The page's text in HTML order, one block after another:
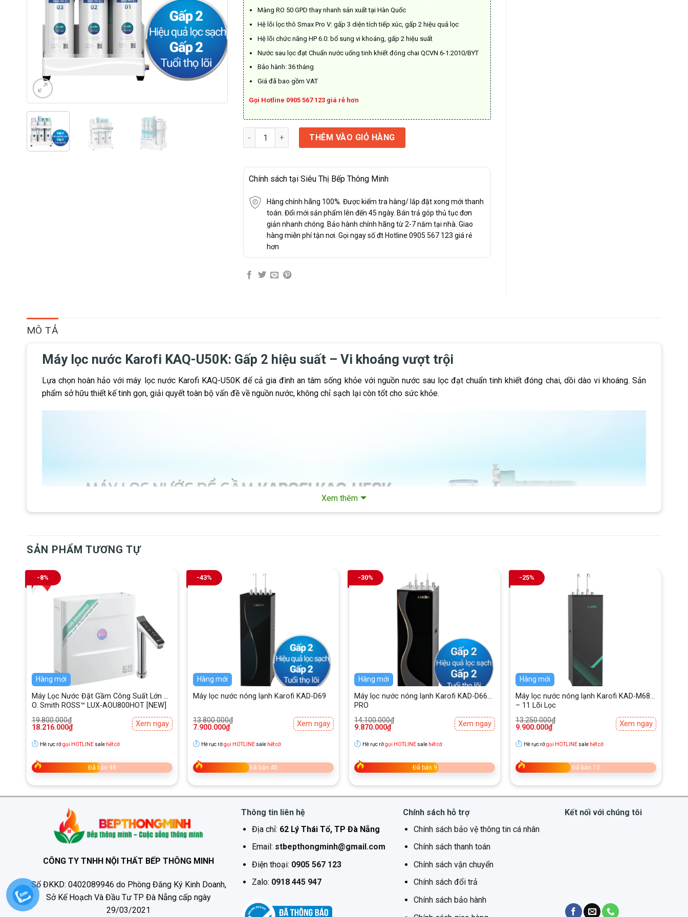
Màng RO 50 GPD thay nhanh sản xuất tại Hàn Quốc
Hệ lõi lọc thô Smax Pro V: gấp 3 diện tích tiếp xúc, gấp 2 hiệu quả lọc
Hệ lõi chức năng HP 6.0: bổ sung vi khoáng, gấp 2 hiệu suất
Nước sau lọc đạt Chuẩn nước uống tinh khiết đóng chai QCVN 6-1:2010/BYT
Bảo hành: 36 tháng
Giá đã bao gồm VAT
Gọi Hotline 0905 567 123 giá rẻ hơn
Karofi KAQ-U50K số lượngTHÊM VÀO GIỎ HÀNG
Chính sách tại Siêu Thị Bếp Thông Minh
Hàng chính hãng 100%. Được kiểm tra hàng/ lắp đặt xong mới thanh
toán. Đổi mới sản phẩm lên đến 45 ngày. Bán trả góp thủ tục đơn
giản nhanh chóng. Bảo hành chính hãng từ 2-7 năm tại nhà. Giao
hàng miễn phí tận nơi. Gọi ngay số đt Hotline 0905 567 123 giá rẻ
hơn
MÔ TẢ
Máy lọc nước Karofi KAQ-U50K: Gấp 2 hiệu suất – Vi khoáng vượt trội
Lựa chọn hoàn hảo với máy lọc nước Karofi KAQ-U50K để cả gia đình an tâm sống khỏe với nguồn nước sau lọc đạt chuẩn tinh khiết đóng chai, dồi dào vi khoáng. Sản
phẩm sở hữu thiết kế tinh gọn, giải quyết toàn bộ vấn đề về nguồn nước, không chỉ sạch lại còn tốt cho sức khỏe.
10 lõi lọc Smax thế hệ mới
Xem thêm
SẢN PHẨM TƯƠNG TỰ
-8%
Hàng mới
Máy Lọc Nước Đặt Gầm Công Suất Lớn A.
O. Smith ROSS™ LUX-AOU800HOT [NEW]
19.800.000₫
Giá
gốc
19.800.000₫.
18.216.000₫
Giá
hiện
là:
18.216.000₫.
Xem ngay
Hè rực rỡgọi HOTLINEsale hết cỡ
Đã bán 98
-43%
Hàng mới
Máy lọc nước nóng lạnh Karofi KAD-D69
13.800.000₫
Giá
gốc
13.800.000₫.
7.900.000₫
Giá
hiện
là:
7.900.000₫.
Xem ngay
Hè rực rỡgọi HOTLINEsale hết cỡ
Đã bán 40
-30%
Hàng mới
Máy lọc nước nóng lạnh Karofi KAD-D66S
PRO
14.100.000₫
Giá
gốc
14.100.000₫.
9.870.000₫
Giá
hiện
là:
9.870.000₫.
Xem ngay
Hè rực rỡgọi HOTLINEsale hết cỡ
Đã bán 9
-25%
Hàng mới
Máy lọc nước nóng lạnh Karofi KAD-M68
– 11 Lõi Lọc
13.250.000₫
Giá
gốc
13.250.000₫.
9.900.000₫
Giá
hiện
là:
9.900.000₫.
Xem ngay
Hè rực rỡgọi HOTLINEsale hết cỡ
Đã bán 13
CÔNG TY TNHH NỘI THẤT BẾP THÔNG MINH
Số ĐKKD: 0402089946 do Phòng Đăng Ký Kinh Doanh,
Sở Kế Hoạch Và Đầu Tư TP Đà Nẵng cấp ngày
29/03/2021
Thông tin liên hệ
Địa chỉ: 62 Lý Thái Tổ, TP Đà Nẵng
Email: stbepthongminh@gmail.com
Điện thoại: 0905 567 123
Zalo: 0918 445 947
Chính sách hỗ trợ
Chính sách bảo vệ thông tin cá nhân
Chính sách thanh toán
Chính sách vận chuyển
Chính sách đổi trả
Chính sách bảo hành
Kết nối với chúng tôi